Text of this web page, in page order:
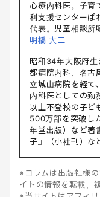
心療内科医。子育
利支援センターぱ
代表。児童相談所
明橋 大二
昭和34年大阪府
都病院内科、名古
立城山病院を経て
内科医としての勤
以上不登校の子ど
500万部を突破し
年堂出版）など著
子』（小社刊）な
※コラムは出版社様
イトの情報を転載、